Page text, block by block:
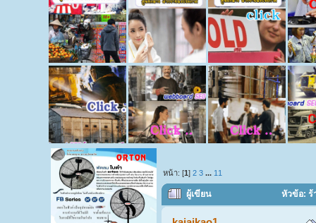
หน้า: [1]2 3 ... 11
ผู้เขียน หัวข้อ: ร้